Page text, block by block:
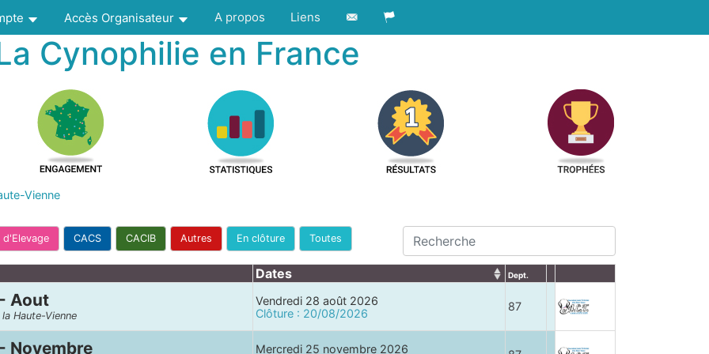
Accès Organisateur A propos Liens
Cynophilie en France
Vienne
CACS CACIB Autres En clôture Toutes
Dates Dept.
Aout
Haute-Vienne
Vendredi 28 août 2026
Clôture : 20/08/2026
87
Novembre Mercredi 25 novembre 2026